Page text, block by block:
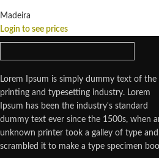
Madeira
Login to see prices
Lorem Ipsum is simply dummy text of the
printing and typesetting industry. Lorem
Ipsum has been the industry's standard
dummy text ever since the 1500s, when
unknown printer took a galley of type and
scrambled it to make a type specimen